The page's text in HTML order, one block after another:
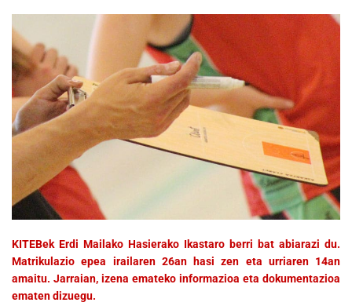
KITEBek Erdi Mailako Hasierako Ikastaro berri bat abiarazi du.
Matrikulazio epea irailaren 26an hasi zen eta urriaren 14an
amaitu. Jarraian, izena emateko informazioa eta dokumentazioa
ematen dizuegu.